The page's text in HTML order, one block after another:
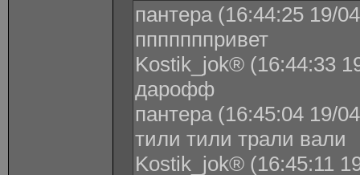
пантера (16:44:25 19/
пппппппривет
Kostik_jok® (16:44:33
дарофф
пантера (16:45:04 19/
тили тили трали вали
Kostik_jok® (16:45:11